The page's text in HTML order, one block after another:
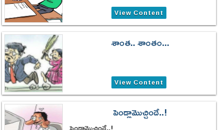
View Content
శాంత.. శాంతం...
View Content
పెండ్లామొచ్చిందే..!